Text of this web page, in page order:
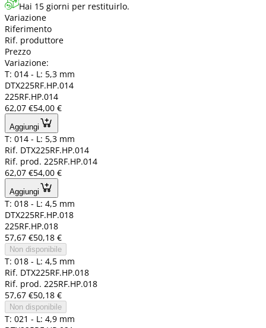
Hai 15 giorni per restituirlo.
Variazione
Riferimento
Rif. produttore
Prezzo
Variazione:
T: 014 - L: 5,3 mm
DTX225RF.HP.014
225RF.HP.014
62,07 €54,00 €
Aggiungi
T: 014 - L: 5,3 mm
Rif. DTX225RF.HP.014
Rif. prod. 225RF.HP.014
62,07 €54,00 €
Aggiungi
T: 018 - L: 4,5 mm
DTX225RF.HP.018
225RF.HP.018
57,67 €50,18 €
Non disponibile
T: 018 - L: 4,5 mm
Rif. DTX225RF.HP.018
Rif. prod. 225RF.HP.018
57,67 €50,18 €
Non disponibile
T: 021 - L: 4,9 mm